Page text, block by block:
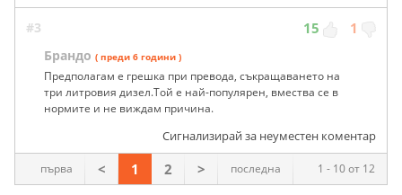
#3 15 1
Брандо ( преди 6 години )
Предполагам е грешка при превода, съкращаването на
три литровия дизел.Той е най-популярен, вмества се в
нормите и не виждам причина.
Сигнализирай за неуместен коментар
1 - 10 от 12
първа < 1 2 > последна